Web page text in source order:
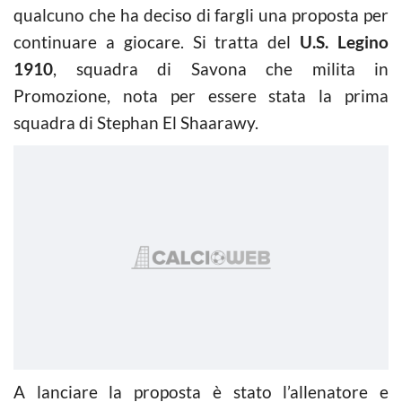
qualcuno che ha deciso di fargli una proposta per
continuare a giocare. Si tratta del U.S. Legino
1910, squadra di Savona che milita in
Promozione, nota per essere stata la prima
squadra di Stephan El Shaarawy.
A lanciare la proposta è stato l’allenatore e